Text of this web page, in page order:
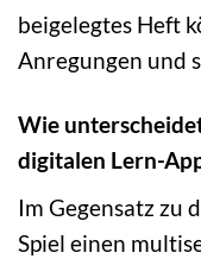
beigelegtes Heft
Anregungen und
Wie
digitalen Lern-
Im Gegensatz zu
Spiel einen